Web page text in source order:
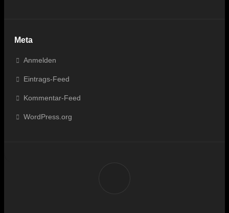
Meta
Anmelden
Eintrags-Feed
Kommentar-Feed
WordPress.org